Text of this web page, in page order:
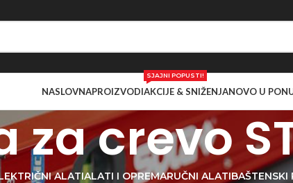
NASLOVNAPROIZVODIAKCIJE & SNIŽENJA
SJAJNI POPUSTI!
NOVO U
za crevo
ALATIALATI I OPREMARUČNI ALATIBAŠTENSKI